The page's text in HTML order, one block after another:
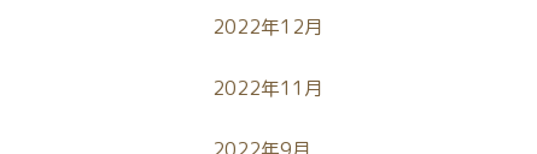
2022年12月
2022年11月